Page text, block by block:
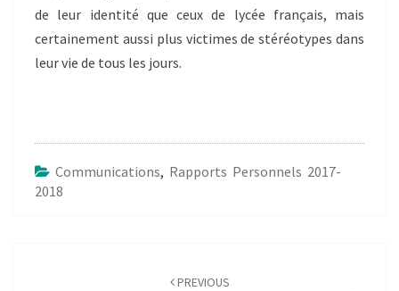
de leur identité que ceux de lycée français, mais
certainement aussi plus victimes de stéréotypes dans
leur vie de tous les jours.
Communications, Rapports Personnels 2017-
2018
PREVIOUS